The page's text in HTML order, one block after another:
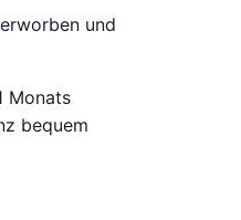
und
Monats
bequem